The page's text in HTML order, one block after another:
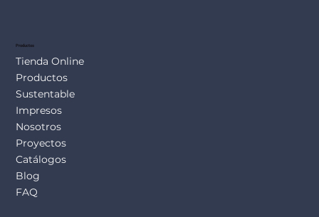
Productos
Tienda Online
Productos
Sustentable
Impresos
Nosotros
Proyectos
Catálogos
Blog
FAQ